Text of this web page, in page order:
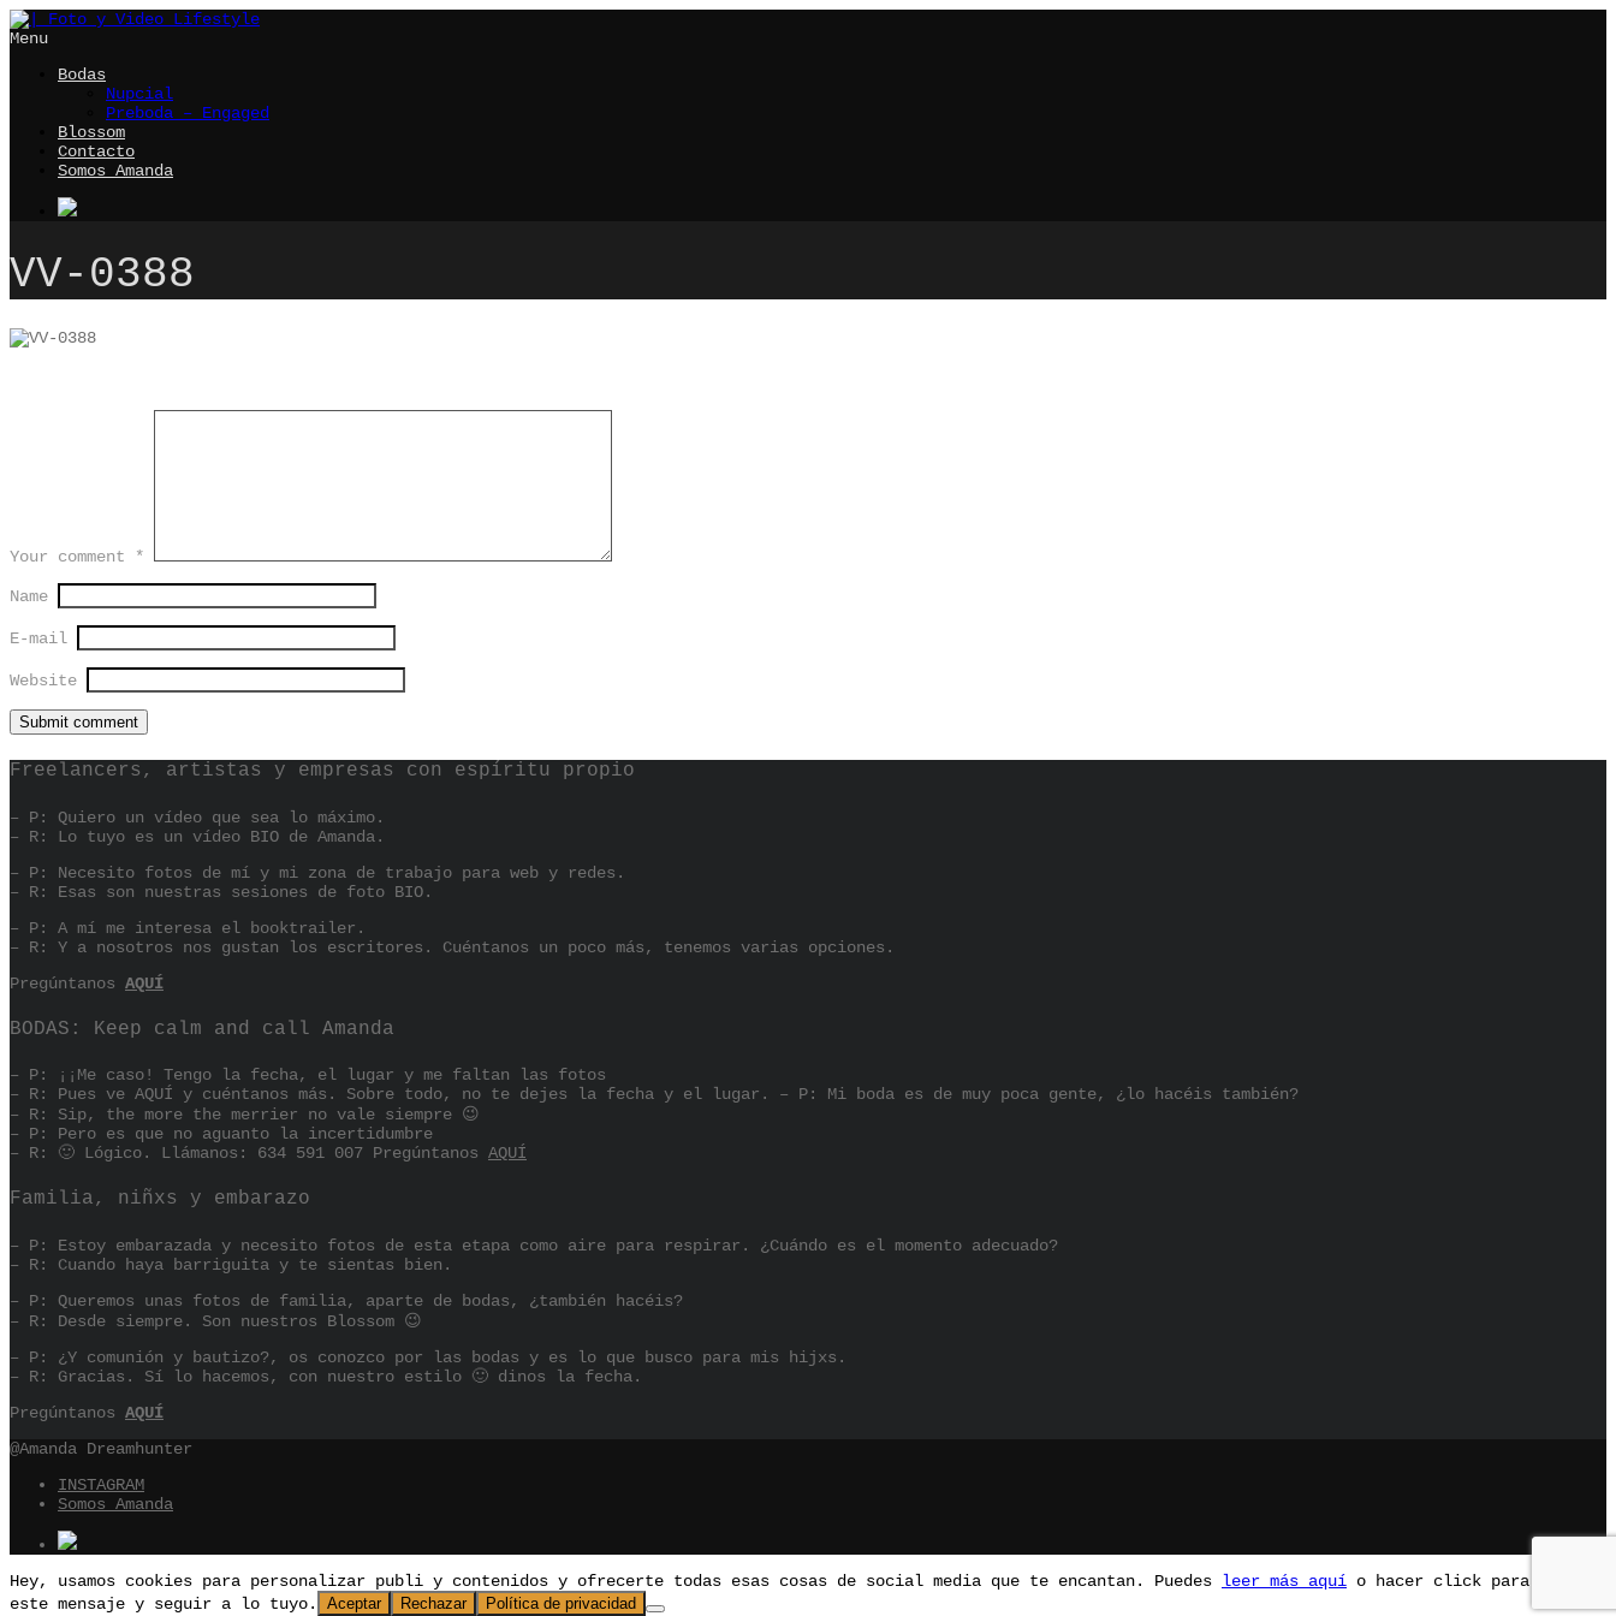
Menu
Bodas
Nupcial
Preboda – Engaged
Blossom
Contacto
Somos Amanda
VV-0388
Your comment *
Name
E-mail
Website
Freelancers, artistas y empresas con espíritu propio
– P: Quiero un vídeo que sea lo máximo.
– R: Lo tuyo es un vídeo BIO de Amanda.
– P: Necesito fotos de mí y mi zona de trabajo para web y redes.
– R: Esas son nuestras sesiones de foto BIO.
– P: A mí me interesa el booktrailer.
– R: Y a nosotros nos gustan los escritores. Cuéntanos un poco más, tenemos varias opciones.
Pregúntanos AQUÍ
BODAS: Keep calm and call Amanda
– P: ¡¡Me caso! Tengo la fecha, el lugar y me faltan las fotos
– R: Pues ve AQUÍ y cuéntanos más. Sobre todo, no te dejes la fecha y el lugar. – P: Mi boda es de muy poca gente, ¿lo hacéis también?
– R: Sip, the more the merrier no vale siempre 😉
– P: Pero es que no aguanto la incertidumbre
– R: 🙂 Lógico. Llámanos: 634 591 007 Pregúntanos AQUÍ
Familia, niñxs y embarazo
– P: Estoy embarazada y necesito fotos de esta etapa como aire para respirar. ¿Cuándo es el momento adecuado?
– R: Cuando haya barriguita y te sientas bien.
– P: Queremos unas fotos de familia, aparte de bodas, ¿también hacéis?
– R: Desde siempre. Son nuestros Blossom 😉
– P: ¿Y comunión y bautizo?, os conozco por las bodas y es lo que busco para mis hijxs.
– R: Gracias. Sí lo hacemos, con nuestro estilo 🙂 dinos la fecha.
Pregúntanos AQUÍ
@Amanda Dreamhunter
INSTAGRAM
Somos Amanda
Hey, usamos cookies para personalizar publi y contenidos y ofrecerte todas esas cosas de social media que te encantan. Puedes leer más aquí o hacer click para ocultar
este mensaje y seguir a lo tuyo.
Aceptar Rechazar Política de privacidad